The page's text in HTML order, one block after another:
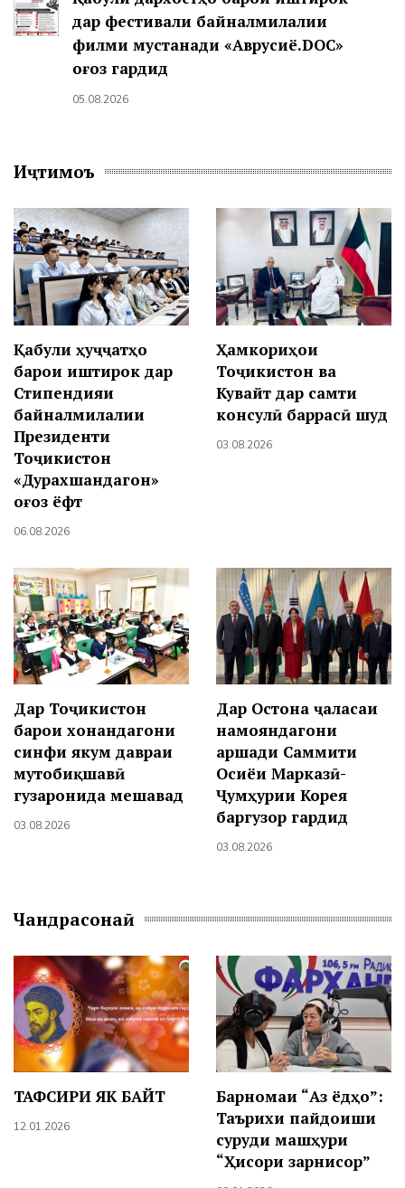
дар фестивали байналмилалии
филми мустанади «Аврусиё.DOC»
оғоз гардид
05.08.2026
Иҷтимоъ
Қабули ҳуҷҷатҳо
барои иштирок дар
Стипендияи
байналмилалии
Президенти
Тоҷикистон
«Дурахшандагон»
оғоз ёфт
06.08.2026
Ҳамкориҳои
Тоҷикистон ва
Кувайт дар самти
консулӣ баррасӣ шуд
03.08.2026
Дар Тоҷикистон
барои хонандагони
синфи якум давраи
мутобиқшавӣ
гузаронида мешавад
03.08.2026
Дар Остона ҷаласаи
намояндагони
аршади Саммити
Осиёи Марказӣ-
Ҷумҳурии Корея
баргузор гардид
03.08.2026
Чандрасонаӣ
ТАФСИРИ ЯК БАЙТ
12.01.2026
Барномаи “Аз ёдҳо”:
Таърихи пайдоиши
суруди машҳури
“Ҳисори зарнисор”